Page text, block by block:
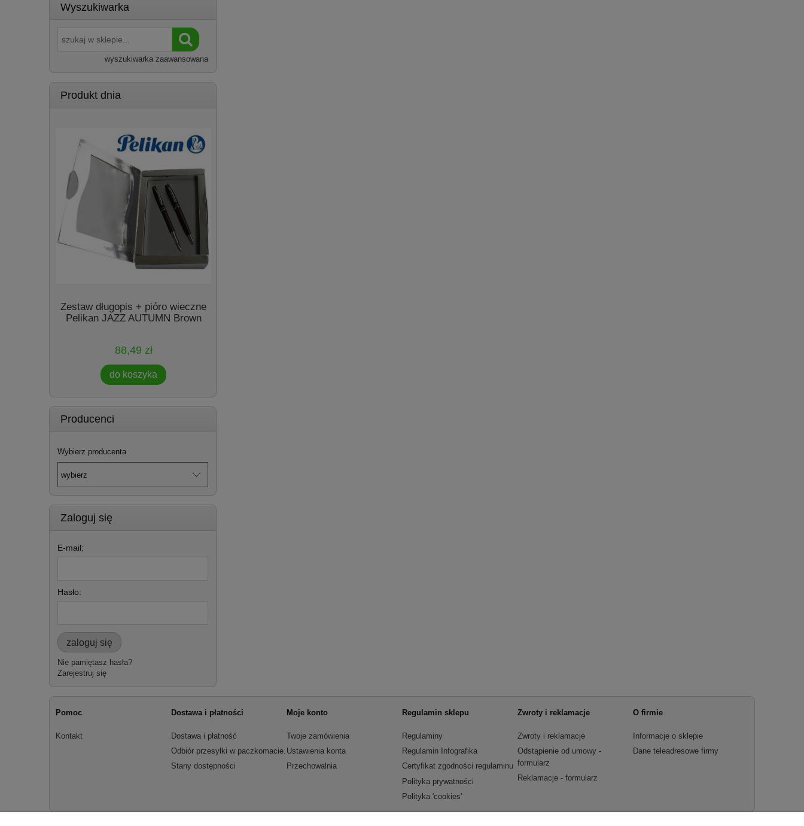
Wyszukiwarka
wyszukiwarka zaawansowana
Produkt dnia
Zestaw długopis + pióro wieczne
Pelikan JAZZ AUTUMN Brown
88,49 zł
do koszyka
Producenci
Wybierz producenta
Zaloguj się
E-mail:
Hasło:
zaloguj się
Nie pamiętasz hasła?
Zarejestruj się
Pomoc
Kontakt
Dostawa i płatności
Dostawa i płatność
Odbiór przesyłki w paczkomacie.
Stany dostępności
Moje konto
Twoje zamówienia
Ustawienia konta
Przechowalnia
Regulamin sklepu
Regulaminy
Regulamin Infografika
Certyfikat zgodności regulaminu
Polityka prywatności
Polityka 'cookies'
Zwroty i reklamacje
Zwroty i reklamacje
Odstąpienie od umowy -
formularz
Reklamacje - formularz
O firmie
Informacje o sklepie
Dane teleadresowe firmy